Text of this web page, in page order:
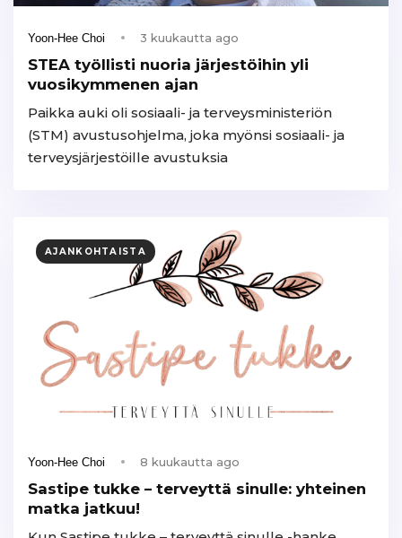
Yoon-Hee Choi 3 kuukautta ago
STEA työllisti nuoria järjestöihin yli
vuosikymmenen ajan
Paikka auki oli sosiaali- ja terveysministeriön
(STM) avustusohjelma, joka myönsi sosiaali- ja
terveysjärjestöille avustuksia
AJANKOHTAISTA
Yoon-Hee Choi 8 kuukautta ago
Sastipe tukke – terveyttä sinulle: yhteinen
matka jatkuu!